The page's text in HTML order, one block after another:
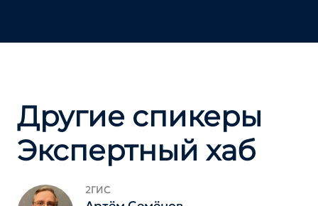
Другие спикеры
Экспертный хаб
2ГИС